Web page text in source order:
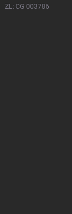
ZL: CG 003786